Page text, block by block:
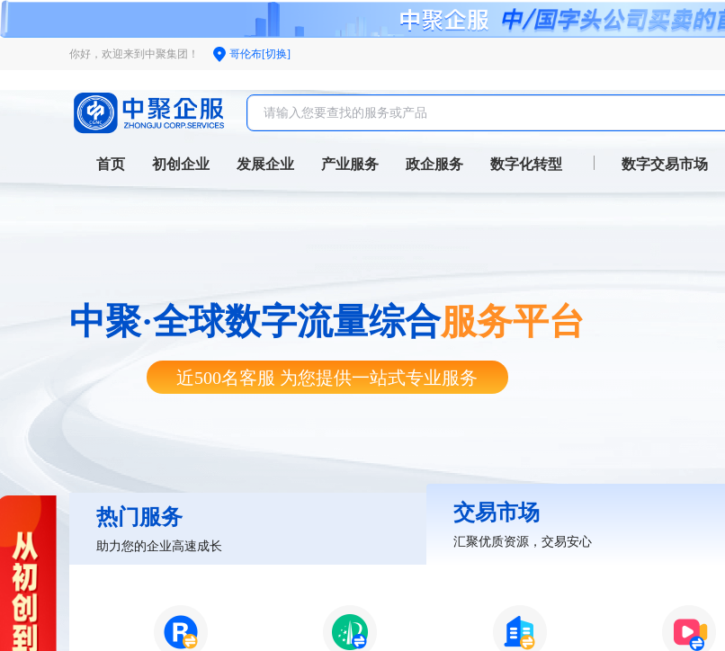
你好，欢迎来到中聚集团！ 哥伦布[切换]
首页 初创企业 发展企业 产业服务 政企服务 数字化转型 数字交易市场
中聚·全球数字流量综合服务平台
近500名客服 为您提供一站式专业服务
热门服务
助力您的企业高速成长
交易市场
汇聚优质资源，交易安心